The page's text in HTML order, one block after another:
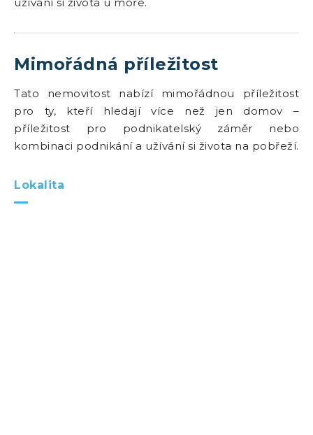
Mimořádná příležitost
Tato nemovitost nabízí mimořádnou příležitost
pro ty, kteří hledají více než jen domov –
příležitost pro podnikatelský záměr nebo
kombinaci podnikání a užívání si života na pobřeží.
Lokalita